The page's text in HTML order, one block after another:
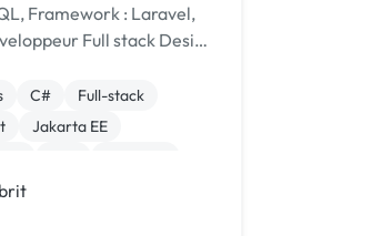
Framework : Laravel,
Full stack Design
- Definition &
LeadDev de [URL MASQUÉE]
C#
Full-stack
Jakarta EE